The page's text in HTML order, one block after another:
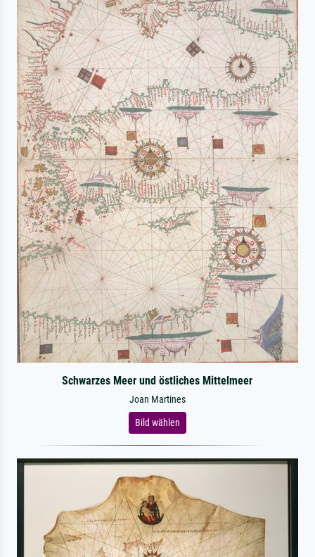
Schwarzes Meer und östliches Mittelmeer
Joan Martines
Bild wählen